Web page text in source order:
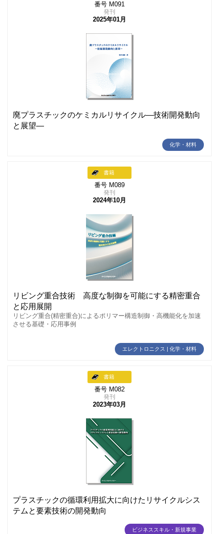
番号 M091
発刊
2025年01月
廃プラスチックのケミカルリサイクル―技術開発動向
と展望―
化学・材料
書籍
番号 M089
発刊
2024年10月
リビング重合技術 高度な制御を可能にする精密重合
と応用展開
リビング重合(精密重合)によるポリマー構造制御・高機能化を加速
させる基礎・応用事例
エレクトロニクス | 化学・材料
書籍
番号 M082
発刊
2023年03月
プラスチックの循環利用拡大に向けたリサイクルシス
テムと要素技術の開発動向
ビジネススキル・新規事業